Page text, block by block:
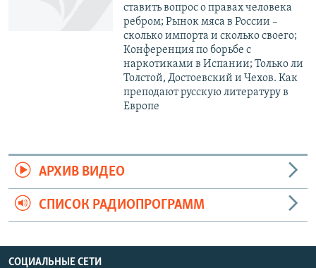
ставить вопрос о правах человека
ребром; Рынок мяса в России –
сколько импорта и сколько своего;
Конференция по борьбе с
наркотиками в Испании; Только ли
Толстой, Достоевский и Чехов. Как
преподают русскую литературу в
Европе
АРХИВ ВИДЕО
СПИСОК РАДИОПРОГРАММ
СОЦИАЛЬНЫЕ СЕТИ